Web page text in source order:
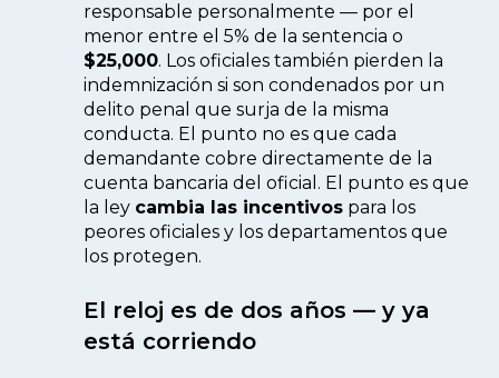
responsable personalmente — por el
menor entre el 5% de la sentencia o
$25,000. Los oficiales también pierden la
indemnización si son condenados por un
delito penal que surja de la misma
conducta. El punto no es que cada
demandante cobre directamente de la
cuenta bancaria del oficial. El punto es que
la ley cambia las incentivos para los
peores oficiales y los departamentos que
los protegen.
El reloj es de dos años — y ya
está corriendo